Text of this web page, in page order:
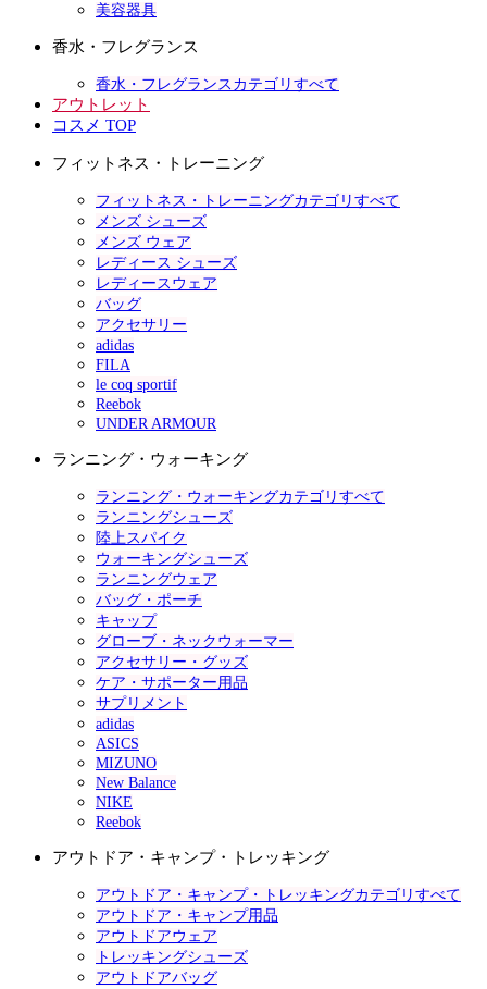
美容器具
香水・フレグランス
香水・フレグランスカテゴリすべて
アウトレット
コスメ TOP
フィットネス・トレーニング
フィットネス・トレーニングカテゴリすべて
メンズ シューズ
メンズ ウェア
レディース シューズ
レディースウェア
バッグ
アクセサリー
adidas
FILA
le coq sportif
Reebok
UNDER ARMOUR
ランニング・ウォーキング
ランニング・ウォーキングカテゴリすべて
ランニングシューズ
陸上スパイク
ウォーキングシューズ
ランニングウェア
バッグ・ポーチ
キャップ
グローブ・ネックウォーマー
アクセサリー・グッズ
ケア・サポーター用品
サプリメント
adidas
ASICS
MIZUNO
New Balance
NIKE
Reebok
アウトドア・キャンプ・トレッキング
アウトドア・キャンプ・トレッキングカテゴリすべて
アウトドア・キャンプ用品
アウトドアウェア
トレッキングシューズ
アウトドアバッグ